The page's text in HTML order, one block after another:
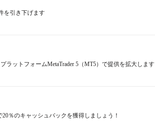
を引き下げます
ラットフォームMetaTrader 5（MT5）で提供を拡大します
％のキャッシュバックを獲得しましょう！